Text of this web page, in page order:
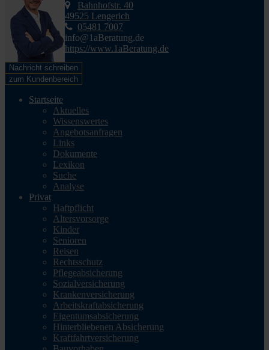
Bahnhofstr. 40
49525 Lengerich
05481 7007
info@1aBeratung.de
https://www.1aBeratung.de
Nachricht schreiben
zum Kundenbereich
Startseite
Aktuelles
Wissenswertes
Angebotsanfragen
Links
Dokumente
Lexikon
Suche
Analyse
Privat
Haftpflicht
Altersvorsorge
Kinder
Senioren
Reisen
Rechtsschutz
Pflegeabsicherung
Sozialversicherung
Krankenversicherung
Arbeitskraftabsicherung
Eigentumsabsicherung
Hinterbliebenen Absicherung
Kraftfahrtversicherung